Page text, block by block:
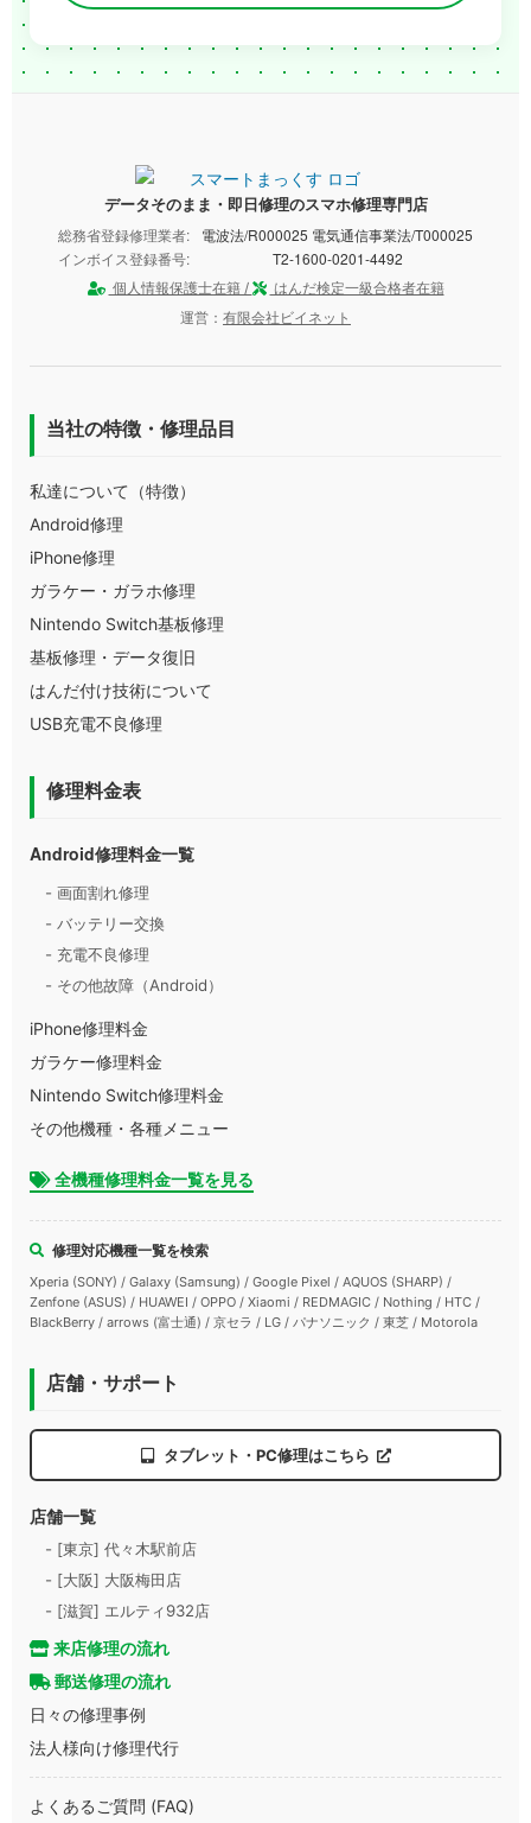
データそのまま・即日修理のスマホ修理専門店
総務省登録修理業者:
電波法/R000025 電気通信事業法/T000025
インボイス登録番号:
T2-1600-0201-4492
個人情報保護士在籍 /
はんだ検定一級合格者在籍
運営： 有限会社ビイネット
当社の特徴・修理品目
私達について（特徴）
Android修理
iPhone修理
ガラケー・ガラホ修理
Nintendo Switch基板修理
基板修理・データ復旧
はんだ付け技術について
USB充電不良修理
修理料金表
Android修理料金一覧
- 画面割れ修理
- バッテリー交換
- 充電不良修理
- その他故障（Android）
iPhone修理料金
ガラケー修理料金
Nintendo Switch修理料金
その他機種・各種メニュー
全機種修理料金一覧を見る
修理対応機種一覧を検索
Xperia (SONY) / Galaxy (Samsung) / Google Pixel / AQUOS (SHARP) /
Zenfone (ASUS) / HUAWEI / OPPO / Xiaomi / REDMAGIC / Nothing / HTC /
BlackBerry / arrows (富士通) / 京セラ / LG / パナソニック / 東芝 / Motorola
店舗・サポート
タブレット・PC修理はこちら
店舗一覧
- [東京] 代々木駅前店
- [大阪] 大阪梅田店
- [滋賀] エルティ932店
来店修理の流れ
郵送修理の流れ
日々の修理事例
法人様向け修理代行
よくあるご質問 (FAQ)